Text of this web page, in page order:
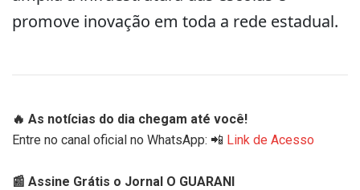
promove inovação em toda a rede estadual.
🔥 As notícias do dia chegam até você!
Entre no canal oficial no WhatsApp: 📲 Link de Acesso
📰 Assine Grátis o Jornal O GUARANI